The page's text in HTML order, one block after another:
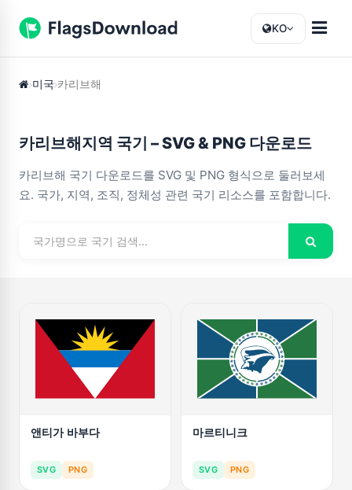
KO
미국 카리브해
카리브해지역 국기 – SVG & PNG 다운로드
카리브해 국기 다운로드를 SVG 및 PNG 형식으로 둘러보세
요. 국가, 지역, 조직, 정체성 관련 국기 리소스를 포함합니다.
앤티가 바부다
SVG PNG
마르티니크
SVG PNG